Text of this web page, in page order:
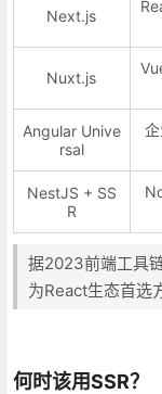
Next.js
Nuxt.js
Angular Unive
rsal
NestJS + SS
R
据2023前端工具
为React生态首选
何时该用SSR？